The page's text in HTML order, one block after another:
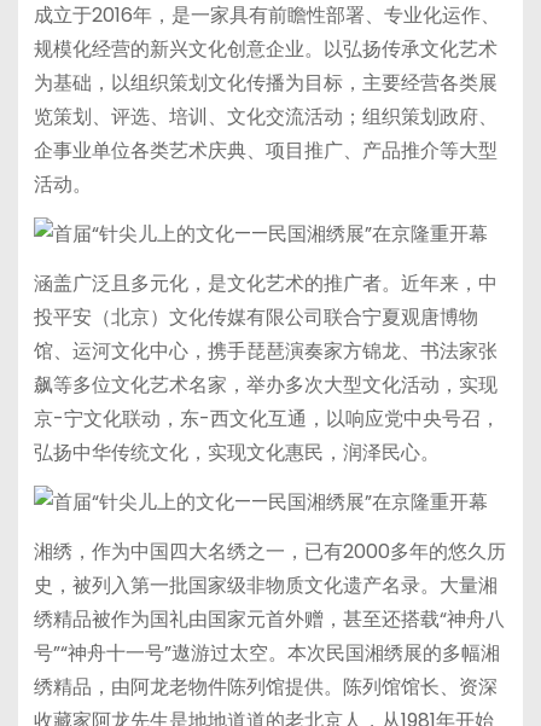
成立于2016年，是一家具有前瞻性部署、专业化运作、
规模化经营的新兴文化创意企业。以弘扬传承文化艺术
为基础，以组织策划文化传播为目标，主要经营各类展
览策划、评选、培训、文化交流活动；组织策划政府、
企事业单位各类艺术庆典、项目推广、产品推介等大型
活动。
涵盖广泛且多元化，是文化艺术的推广者。近年来，中
投平安（北京）文化传媒有限公司联合宁夏观唐博物
馆、运河文化中心，携手琵琶演奏家方锦龙、书法家张
飙等多位文化艺术名家，举办多次大型文化活动，实现
京-宁文化联动，东-西文化互通，以响应党中央号召，
弘扬中华传统文化，实现文化惠民，润泽民心。
湘绣，作为中国四大名绣之一，已有2000多年的悠久历
史，被列入第一批国家级非物质文化遗产名录。大量湘
绣精品被作为国礼由国家元首外赠，甚至还搭载“神舟八
号”“神舟十一号”遨游过太空。本次民国湘绣展的多幅湘
绣精品，由阿龙老物件陈列馆提供。陈列馆馆长、资深
收藏家阿龙先生是地地道道的老北京人，从1981年开始